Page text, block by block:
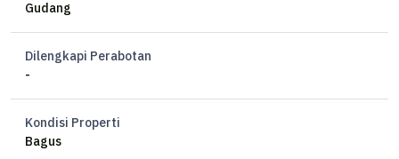
Gudang
Dilengkapi Perabotan
-
Kondisi Properti
Bagus